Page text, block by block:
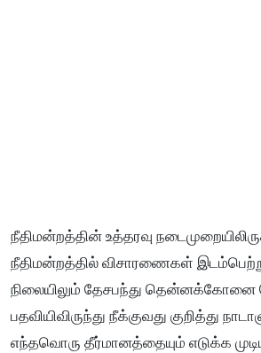
நீதிமன்றத்தின் உத்தரவு
நீதிமன்றத்தில் விசாரணைகள்
நிலையிலும் தேசபந்து தென்னக்கோனை
பதவியிவிருந்து நீக்குவது குறித்து
எந்தவொரு தீர்மானத்தையும் எடுக்க